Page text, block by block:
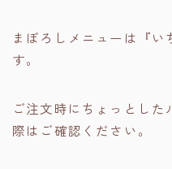
まぼろしメニューは『
す。
ご注文時にちょっとし
際はご確認ください。